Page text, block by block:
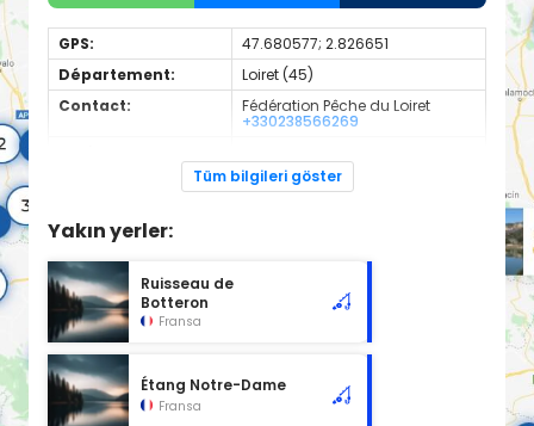
GPS:
47.680577; 2.826651
Département:
Loiret (45)
Contact:
Fédération Pêche du Loiret
+330238566269
blanc
Cours d'eau d'une longueur de 15.98 km classé en 2ème
Tüm bilgileri göster
Yakın yerler:
Ruisseau de
Botteron
Fransa
Étang Notre-Dame
Fransa